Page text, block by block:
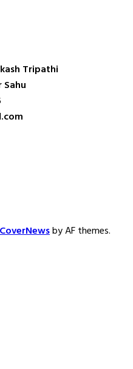
Tripathi
CoverNewsby AF themes.